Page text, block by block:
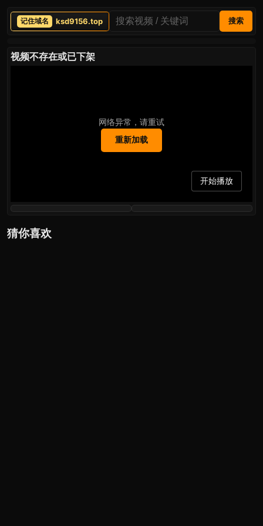
ksd9156.top 搜索
视频不存在或已下架
网络异常，请重试
重新加载
开始播放
猜你喜欢